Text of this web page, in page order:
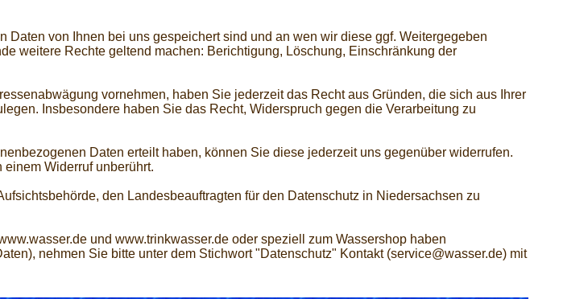
von Ihnen bei uns gespeichert sind und an wen wir diese ggf. Weitergegeben
weitere Rechte geltend machen: Berichtigung, Löschung, Einschränkung der
vornehmen, haben Sie jederzeit das Recht aus Gründen, die sich aus Ihrer
Insbesondere haben Sie das Recht, Widerspruch gegen die Verarbeitung zu
Daten erteilt haben, können Sie diese jederzeit uns gegenüber widerrufen.
Widerruf unberührt.
den Landesbeauftragten für den Datenschutz in Niedersachsen zu
und www.trinkwasser.de oder speziell zum Wassershop haben
nehmen Sie bitte unter dem Stichwort "Datenschutz" Kontakt (service@wasser.de) mit